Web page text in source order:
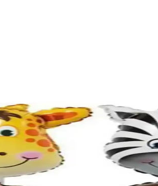
ve kalite özelliklerini karşılaştırarak en
Zincir Seti Renkli ve Şık Parti
günü kutlamalarına şıklık ve canlılık
Doğum Günü Dekorasyonu